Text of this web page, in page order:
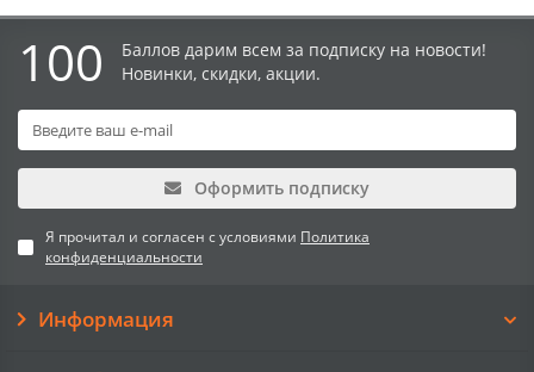
100
Баллов дарим всем за подписку на новости!
Новинки, скидки, акции.
Оформить подписку
Я прочитал и согласен с условиями Политика
конфиденциальности
Информация